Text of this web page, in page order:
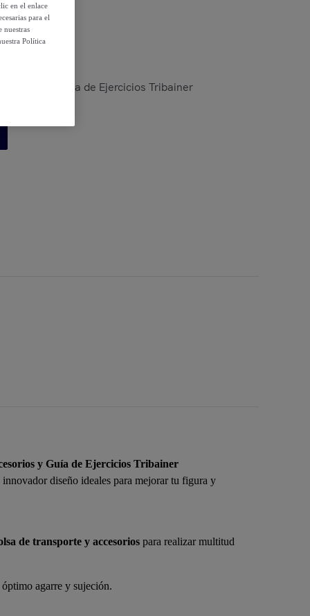
y Guía de Ejercicios Tribainer
y Guía de Ejercicios Tribainer
diseño ideales para mejorar tu figura y
de transporte y accesorios para realizar multitud
agarre y sujeción.
en el enlace
para el
nuestras
Política